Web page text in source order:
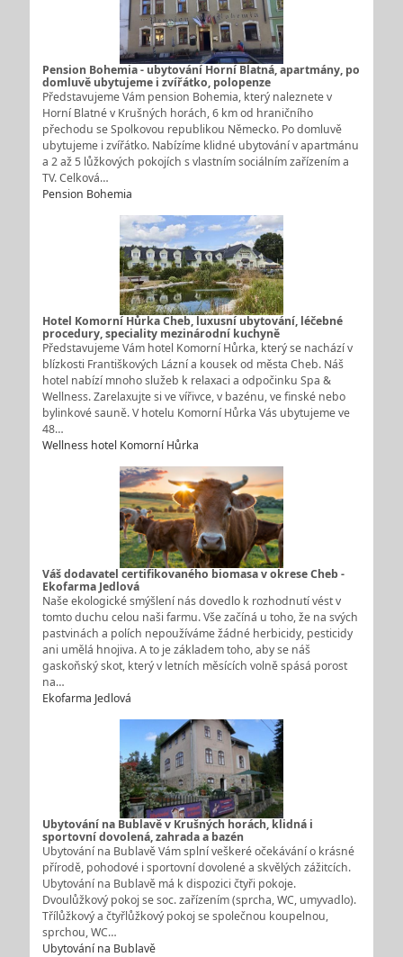
Pension Bohemia - ubytování Horní Blatná, apartmány, po
domluvě ubytujeme i zvířátko, polopenze
Představujeme Vám pension Bohemia, který naleznete v
Horní Blatné v Krušných horách, 6 km od hraničního
přechodu se Spolkovou republikou Německo. Po domluvě
ubytujeme i zvířátko. Nabízíme klidné ubytování v apartmánu
a 2 až 5 lůžkových pokojích s vlastním sociálním zařízením a
TV. Celková…
Pension Bohemia
Hotel Komorní Hůrka Cheb, luxusní ubytování, léčebné
procedury, speciality mezinárodní kuchyně
Představujeme Vám hotel Komorní Hůrka, který se nachází v
blízkosti Františkových Lázní a kousek od města Cheb. Náš
hotel nabízí mnoho služeb k relaxaci a odpočinku Spa &
Wellness. Zarelaxujte si ve vířivce, v bazénu, ve finské nebo
bylinkové sauně. V hotelu Komorní Hůrka Vás ubytujeme ve
48…
Wellness hotel Komorní Hůrka
Váš dodavatel certifikovaného biomasa v okrese Cheb -
Ekofarma Jedlová
Naše ekologické smýšlení nás dovedlo k rozhodnutí vést v
tomto duchu celou naši farmu. Vše začíná u toho, že na svých
pastvinách a polích nepoužíváme žádné herbicidy, pesticidy
ani umělá hnojiva. A to je základem toho, aby se náš
gaskoňský skot, který v letních měsících volně spásá porost
na…
Ekofarma Jedlová
Ubytování na Bublavě v Krušných horách, klidná i
sportovní dovolená, zahrada a bazén
Ubytování na Bublavě Vám splní veškeré očekávání o krásné
přírodě, pohodové i sportovní dovolené a skvělých zážitcích.
Ubytování na Bublavě má k dispozici čtyři pokoje.
Dvoulůžkový pokoj se soc. zařízením (sprcha, WC, umyvadlo).
Třílůžkový a čtyřlůžkový pokoj se společnou koupelnou,
sprchou, WC…
Ubytování na Bublavě